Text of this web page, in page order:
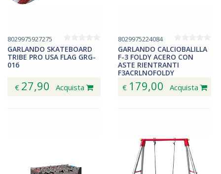
8029975927275
GARLANDO SKATEBOARD
TRIBE PRO USA FLAG GRG-
016
€ 27,90 Acquista
8029975224084
GARLANDO CALCIOBALILLA
F-3 FOLDY ACERO CON
ASTE RIENTRANTI
F3ACRLNOFOLDY
€ 179,00 Acquista